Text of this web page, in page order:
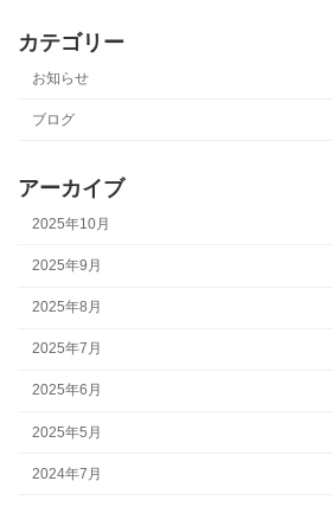
カテゴリー
お知らせ
ブログ
アーカイブ
2025年10月
2025年9月
2025年8月
2025年7月
2025年6月
2025年5月
2024年7月